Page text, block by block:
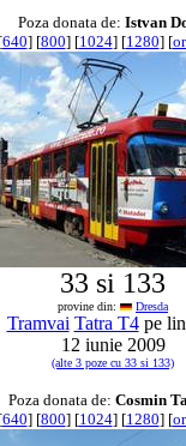
Poza donata de: Istvan
[640] [800] [1024] [1280] [
33 si 133
provine din: Dresda
Tramvai Tatra T4pe
12 iunie 2009
(alte 3 poze cu 33 si 133)
Poza donata de: Cosmin
[640] [800] [1024] [1280] [